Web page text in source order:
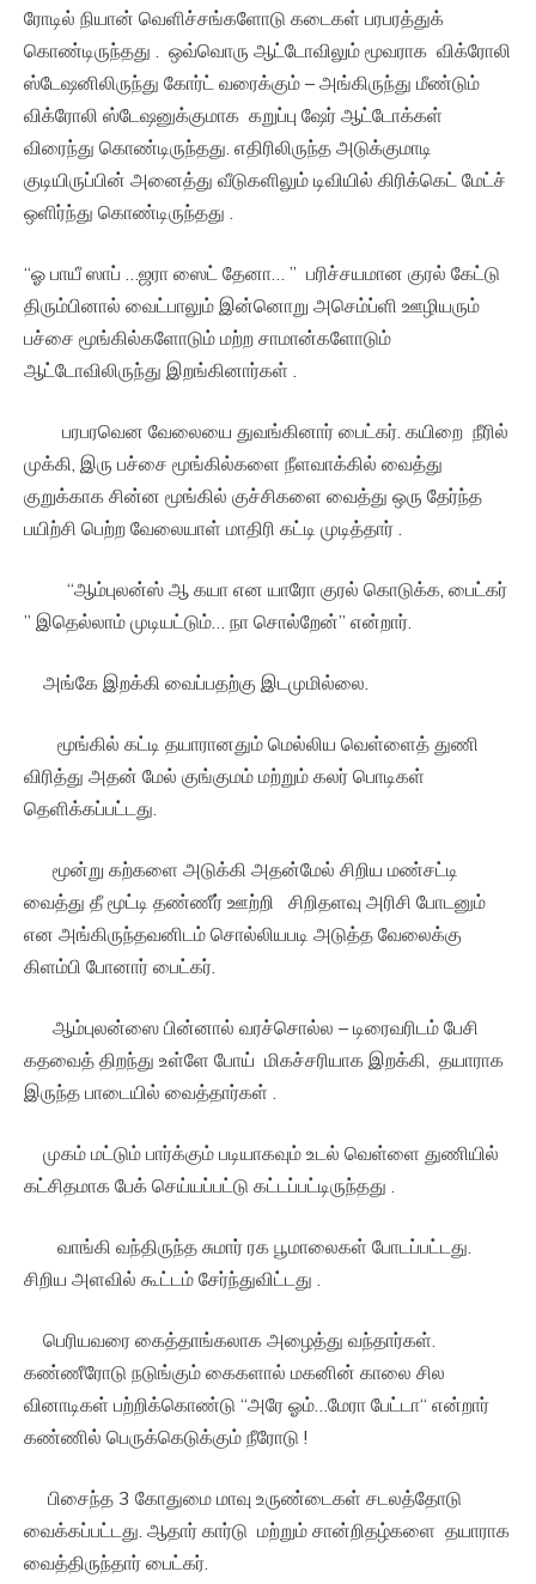
ரோடில் நியான் வெளிச்சங்களோடு கடைகள் பரபரத்துக்
கொண்டிருந்தது . ஒவ்வொரு ஆட்டோவிலும் மூவராக விக்ரோலி
ஸ்டேஷனிலிருந்து கோர்ட் வரைக்கும் – அங்கிருந்து மீண்டும்
விக்ரோலி ஸ்டேஷனுக்குமாக கறுப்பு ஷேர் ஆட்டோக்கள்
விரைந்து கொண்டிருந்தது. எதிரிலிருந்த அடுக்குமாடி
குடியிருப்பின் அனைத்து வீடுகளிலும் டிவியில் கிரிக்கெட் மேட்ச்
ஒளிர்ந்து கொண்டிருந்தது .
“ஓ பாயீ ஸாப் …ஜரா ஸைட் தேனா… ” பரிச்சயமான குரல் கேட்டு
திரும்பினால் வைட்பாலும் இன்னொறு அசெம்ப்ளி ஊழியரும்
பச்சை மூங்கில்களோடும் மற்ற சாமான்களோடும்
ஆட்டோவிலிருந்து இறங்கினார்கள் .
பரபரவென வேலையை துவங்கினார் பைட்கர். கயிறை நீரில்
முக்கி, இரு பச்சை மூங்கில்களை நீளவாக்கில் வைத்து
குறுக்காக சின்ன மூங்கில் குச்சிகளை வைத்து ஒரு தேர்ந்த
பயிற்சி பெற்ற வேலையாள் மாதிரி கட்டி முடித்தார் .
“ஆம்புலன்ஸ் ஆ கயா என யாரோ குரல் கொடுக்க, பைட்கர்
” இதெல்லாம் முடியட்டும்… நா சொல்றேன்” என்றார்.
அங்கே இறக்கி வைப்பதற்கு இடமுமில்லை.
மூங்கில் கட்டி தயாரானதும் மெல்லிய வெள்ளைத் துணி
விரித்து அதன் மேல் குங்குமம் மற்றும் கலர் பொடிகள்
தெளிக்கப்பட்டது.
மூன்று கற்களை அடுக்கி அதன்மேல் சிறிய மண்சட்டி
வைத்து தீ மூட்டி தண்ணீர் ஊற்றி சிறிதளவு அரிசி போடனும்
என அங்கிருந்தவனிடம் சொல்லியபடி அடுத்த வேலைக்கு
கிளம்பி போனார் பைட்கர்.
ஆம்புலன்ஸை பின்னால் வரச்சொல்ல – டிரைவரிடம் பேசி
கதவைத் திறந்து உள்ளே போய் மிகச்சரியாக இறக்கி, தயாராக
இருந்த பாடையில் வைத்தார்கள் .
முகம் மட்டும் பார்க்கும் படியாகவும் உடல் வெள்ளை துணியில்
கட்சிதமாக பேக் செய்யப்பட்டு கட்டப்பட்டிருந்தது .
வாங்கி வந்திருந்த சுமார் ரக பூமாலைகள் போடப்பட்டது.
சிறிய அளவில் கூட்டம் சேர்ந்துவிட்டது .
பெரியவரை கைத்தாங்கலாக அழைத்து வந்தார்கள்.
கண்ணீரோடு நடுங்கும் கைகளால் மகனின் காலை சில
வினாடிகள் பற்றிக்கொண்டு “அரே ஓம்…மேரா பேட்டா“ என்றார்
கண்ணில் பெருக்கெடுக்கும் நீரோடு !
பிசைந்த 3 கோதுமை மாவு உருண்டைகள் சடலத்தோடு
வைக்கப்பட்டது. ஆதார் கார்டு மற்றும் சான்றிதழ்களை தயாராக
வைத்திருந்தார் பைட்கர்.